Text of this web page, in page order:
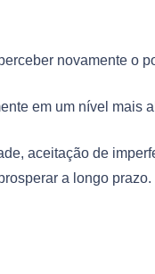
novamente o
em um nível mais
aceitação de
a longo prazo.